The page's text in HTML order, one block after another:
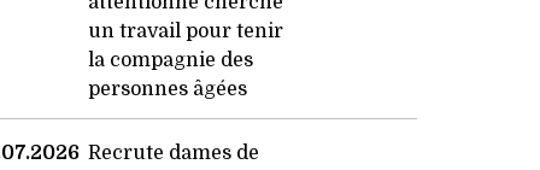
un travail pour tenir
la compagnie des
personnes âgées
Recrute dames de